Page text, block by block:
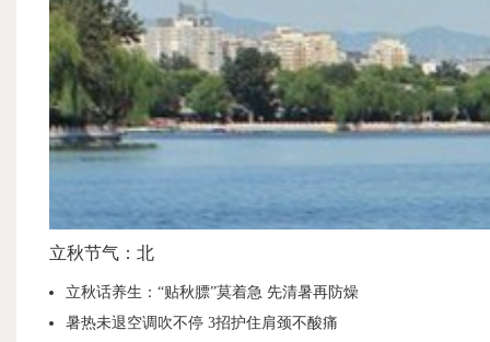
立秋节气：北
立秋话养生：“贴秋膘”莫着急 先清暑再防燥
暑热未退空调吹不停 3招护住肩颈不酸痛